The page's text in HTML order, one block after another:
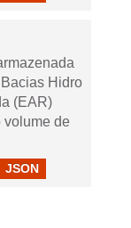
Hidro
(EAR)
volume de
JSON